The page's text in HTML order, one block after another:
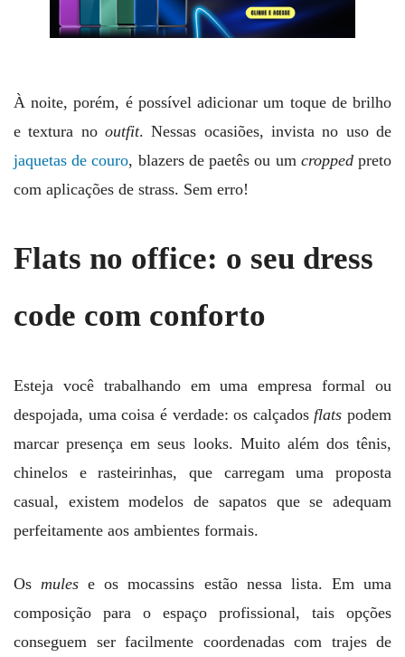
À noite, porém, é possível adicionar um toque de brilho
e textura nooutfit. Nessas ocasiões, invista no uso de
jaquetas de couro, blazers de paetês ou um croppedpreto
com aplicações de strass. Sem erro!
Flats no office: o seu dress
code com conforto
Esteja você trabalhando em uma empresa formal ou
despojada, uma coisa é verdade: os calçados flats podem
marcar presença em seus looks. Muito além dos tênis,
chinelos e rasteirinhas, que carregam uma proposta
casual, existem modelos de sapatos que se adequam
perfeitamente aos ambientes formais.
Os mules e os mocassins estão nessa lista. Em uma
composição para o espaço profissional, tais opções
conseguem ser facilmente coordenadas com trajes de